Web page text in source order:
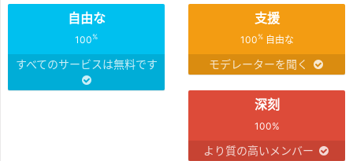
自由な
100%
すべてのサービスは無料です
支援
100%自由な
モデレーターを聞く
深刻
100%
より質の高いメンバー